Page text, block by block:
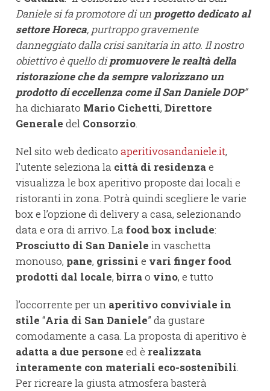
Daniele si fa promotore di un progetto dedicato al
settore Horeca, purtroppo gravemente
danneggiato dalla crisi sanitaria in atto. Il nostro
obiettivo è quello dipromuovere le realtà della
ristorazione che da sempre valorizzano un
prodotto di eccellenza come il San Daniele DOP”
ha dichiarato Mario Cichetti, Direttore
Generale del Consorzio.
Nel sito web dedicato aperitivosandaniele.it,
l’utente seleziona la città di residenzae
visualizza le box aperitivo proposte dai locali e
ristoranti in zona. Potrà quindi scegliere le varie
box e l’opzione di delivery a casa, selezionando
data e ora di arrivo. La food box include:
Prosciutto di San Daniele in vaschetta
monouso, pane, grissini e vari finger food
prodotti dal locale,birrao vino, e tutto
l’occorrente per un aperitivo conviviale in
stile “Aria di San Daniele” da gustare
comodamente a casa. La proposta di aperitivo è
adatta a due persone ed è realizzata
interamente con materiali eco-sostenibili.
Per ricreare la giusta atmosfera basterà